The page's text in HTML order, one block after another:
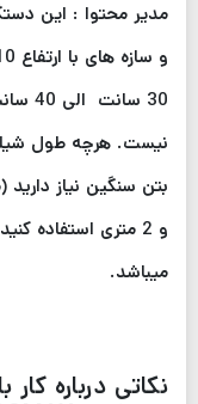
مدیر محتوا : این
30
نیست. هرچه طول
میباشد.
نکاتی درباره